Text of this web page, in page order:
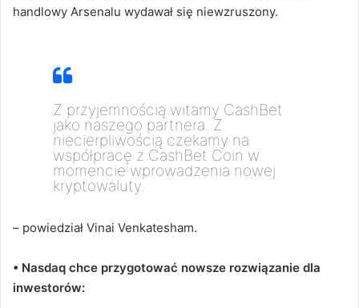
handlowy Arsenalu wydawał się niewzruszony.
Z przyjemnością witamy CashBet
jako naszego partnera. Z
niecierpliwością czekamy na
współpracę z CashBet Coin w
momencie wprowadzenia nowej
kryptowaluty.
– powiedział Vinai Venkatesham.
• Nasdaq chce przygotować nowsze rozwiązanie dla
inwestorów: